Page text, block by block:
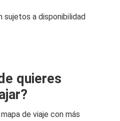
sujetos a disponibilidad
quieres
de viaje con más